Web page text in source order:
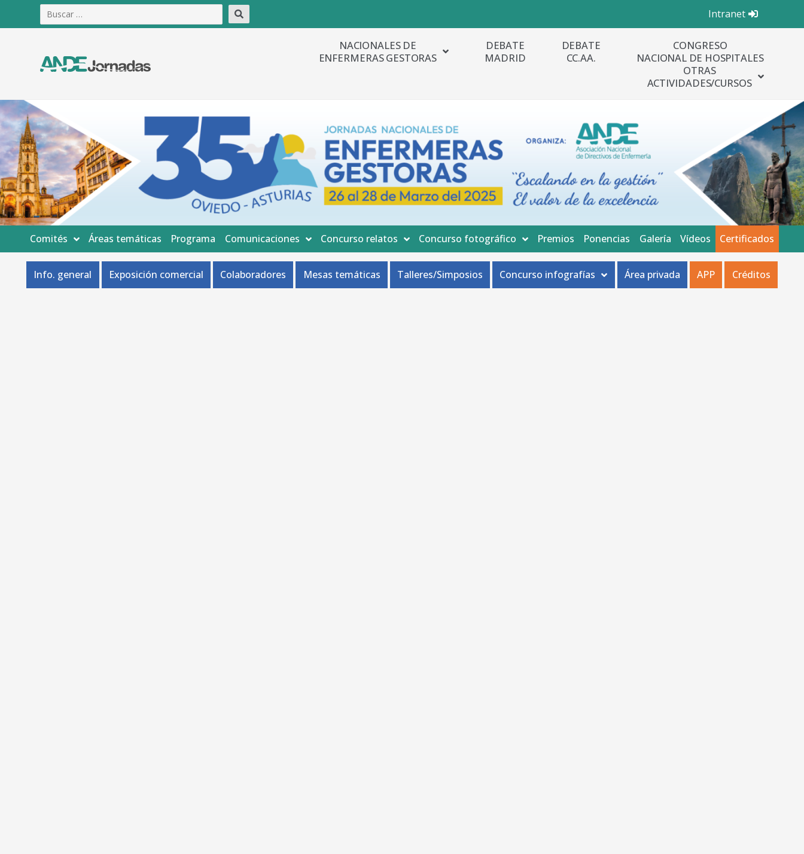
Intranet
NACIONALES DE
ENFERMERAS GESTORAS
DEBATE
MADRID
DEBATE
CC.AA.
CONGRESO
NACIONAL DE HOSPITALES
OTRAS
ACTIVIDADES/CURSOS
Comités Áreas temáticas Programa Comunicaciones Concurso relatos Concurso fotográfico Premios Ponencias Galería Vídeos Certificados
Info. general Exposición comercial Colaboradores Mesas temáticas Talleres/Simposios Concurso infografías Área privada APP Créditos